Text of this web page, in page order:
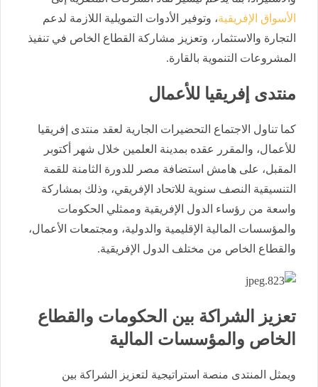
الأسواق الإفريقية، وتوفير الأدوات التمويلية اللازمة لدعم
التجارة والاستثمار، وتعزيز مشاركة القطاع الخاص في تنفيذ
المشروعات التنموية بالقارة.
منتدى إفريقيا للأعمال
كما تناول الاجتماع التحضيرات الجارية لعقد منتدى إفريقيا
للأعمال، والمقرر عقده بمدينة العلمين خلال شهر أكتوبر
المقبل، على هامش استضافة مصر للدورة الثامنة للقمة
التنسيقية النصف سنوية للاتحاد الإفريقي، وذلك بمشاركة
واسعة من رؤساء الدول الإفريقية وممثلي الحكومات
والمؤسسات المالية الإقليمية والدولية، ومجتمعات الأعمال،
والقطاع الخاص من مختلف الدول الإفريقية.
تعزيز الشراكة بين الحكومات والقطاع
الخاص والمؤسسات المالية
ويمثل المنتدى منصة استراتيجية لتعزيز الشراكة بين